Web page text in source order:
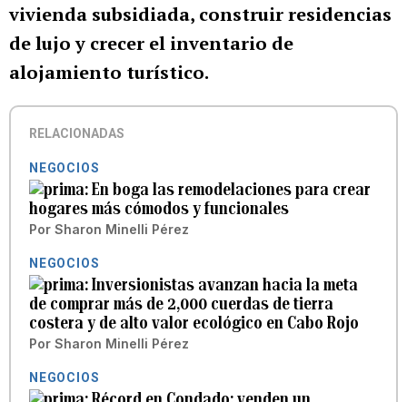
vivienda subsidiada, construir residencias
de lujo y crecer el inventario de
alojamiento turístico.
RELACIONADAS
NEGOCIOS
En boga las remodelaciones para crear
hogares más cómodos y funcionales
Por Sharon Minelli Pérez
NEGOCIOS
Inversionistas avanzan hacia la meta
de comprar más de 2,000 cuerdas de tierra
costera y de alto valor ecológico en Cabo Rojo
Por Sharon Minelli Pérez
NEGOCIOS